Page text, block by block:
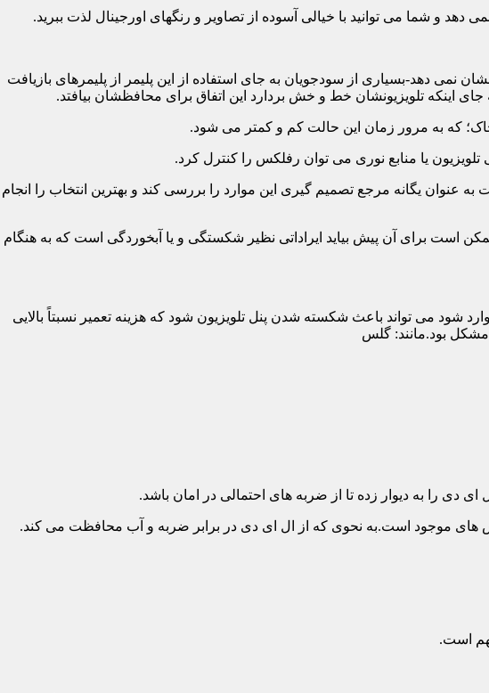
دهد-بسیاری از سودجویان به جای استفاده از این پلیمر از پلیمرهای بازیافت
تلویزیونشان خط و خش بردارد این اتفاق برای محافظشان بیافتد.
یگانه مرجع تصمیم گیری این موارد را بررسی کند و بهترین انتخاب را انجام
برای آن پیش بیاید ایراداتی نظیر شکستگی و یا آبخوردگی است که به هنگام
شود می تواند باعث شکسته شدن پنل تلویزیون شود که هزینه تعمیر نسبتاً بالایی
مشکل بود.مانند: گلس
دی را به دیوار زده تا از ضربه های احتمالی در امان باشد.
موجود است.به نحوی که از ال ای دی در برابر ضربه و آب محافظت می کند.
است.